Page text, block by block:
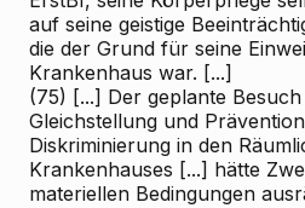
auf seine geistige
die der Grund für seine
Krankenhaus war. [...]
(75) [...] Der geplante
Gleichstellung und
Diskriminierung in den
Krankenhauses [...] hätte
materiellen Bedingungen